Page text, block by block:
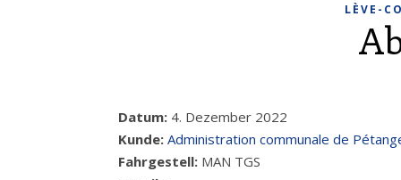
LÈVE-
Datum: 4. Dezember 2022
Kunde: Administration communale de
Fahrgestell: MAN TGS